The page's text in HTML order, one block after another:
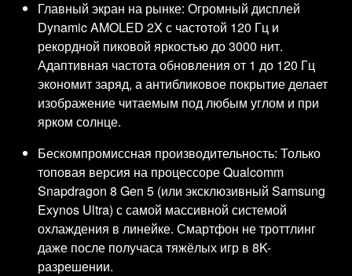
Главный экран на рынке: Огромный дисплей
Dynamic AMOLED 2X с частотой 120 Гц и
рекордной пиковой яркостью до 3000 нит.
Адаптивная частота обновления от 1 до 120 Гц
экономит заряд, а антибликовое покрытие делает
изображение читаемым под любым углом и при
ярком солнце.
Бескомпромиссная производительность: Только
топовая версия на процессоре Qualcomm
Snapdragon 8 Gen 5 (или эксклюзивный Samsung
Exynos Ultra) с самой массивной системой
охлаждения в линейке. Смартфон не троттлинг
даже после получаса тяжёлых игр в 8K-
разрешении.